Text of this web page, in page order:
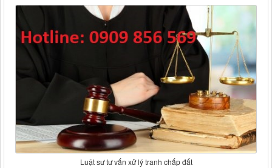
Luật sư tư vấn xử lý tranh chấp đất